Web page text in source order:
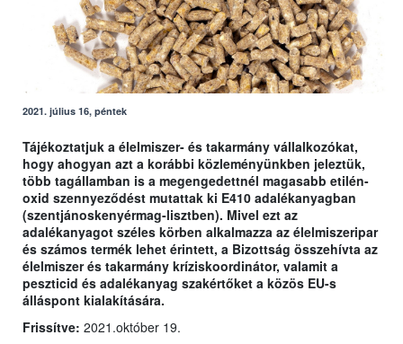
2021. július 16, péntek
Tájékoztatjuk a élelmiszer- és takarmány vállalkozókat,
hogy ahogyan azt a korábbi közleményünkben jeleztük,
több tagállamban is a megengedettnél magasabb etilén-
oxid szennyeződést mutattak ki E410 adalékanyagban
(szentjánoskenyérmag-lisztben). Mivel ezt az
adalékanyagot széles körben alkalmazza az élelmiszeripar
és számos termék lehet érintett, a Bizottság összehívta az
élelmiszer és takarmány kríziskoordinátor, valamit a
peszticid és adalékanyag szakértőket a közös EU-s
álláspont kialakítására.
Frissítve: 2021.október 19.